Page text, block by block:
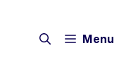
Menu